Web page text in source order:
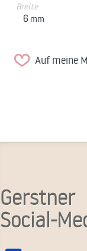
Breite
6 mm
Auf meine
Gerstner
Social-